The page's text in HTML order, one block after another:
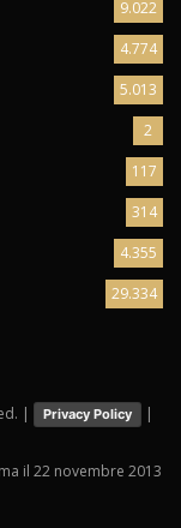
9.022
4.774
5.013
2
117
314
4.355
29.334
| Privacy Policy |
il 22 novembre 2013